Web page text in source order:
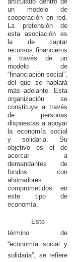
un modelo de
cooperación en red.
La pretensión de
esta asociación es
la de captar
recursos financieros
a través de un
modelo de
“financiación social”,
del que se hablará
más adelante. Esta
organización se
constituye a través
de personas
dispuestas a apoyar
la economía social
y solidaria. Su
objetivo es el de
acercar a
demandantes de
fondos con
ahorradores
comprometidos en
este tipo de
economía.
Este
término de
“economía social y
solidaria”, se refiere